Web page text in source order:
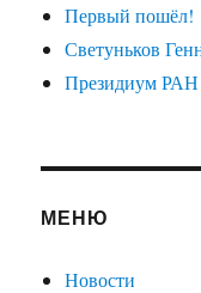
Первый пошёл!
Светуньков
Президиум РАН
МЕНЮ
Новости